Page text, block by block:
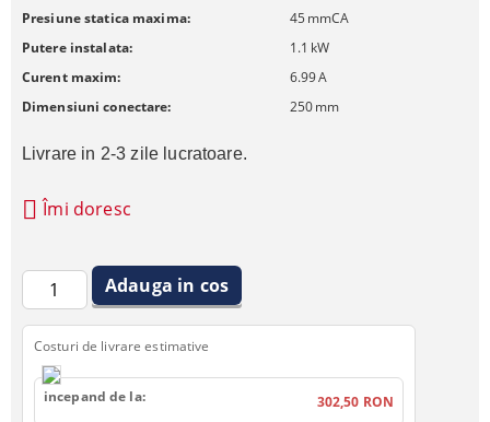
Presiune statica maxima:
45 mmCA
Putere instalata:
1.1 kW
Curent maxim:
6.99A
Dimensiuni conectare:
250mm
Livrare in 2-3 zile lucratoare.
Îmi doresc
Costuri de livrare estimative
incepand de la: 302,50 RON